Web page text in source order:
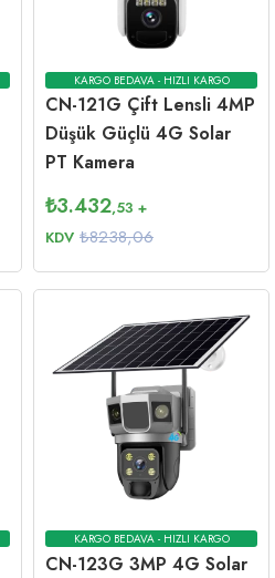
KARGO BEDAVA - HIZLI KARGO
CN-121G Çift Lensli 4MP
Düşük Güçlü 4G Solar
PT Kamera
₺3.432,53 +
KDV ₺8238,06
KARGO BEDAVA - HIZLI KARGO
CN-123G 3MP 4G Solar